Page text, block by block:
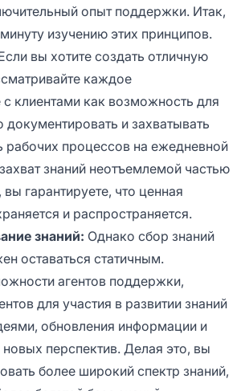
опыт поддержки. Итак,
изучению этих принципов.
вы хотите создать отличную
каждое
с клиентами как возможность для
и захватывать
рабочих процессов на ежедневной
знаний неотъемлемой частью
гарантируете, что ценная
и распространяется.
знаний: Однако сбор знаний
оставаться статичным.
агентов поддержки,
для участия в развитии знаний
обновления информации и
перспектив. Делая это, вы
более широкий спектр знаний,